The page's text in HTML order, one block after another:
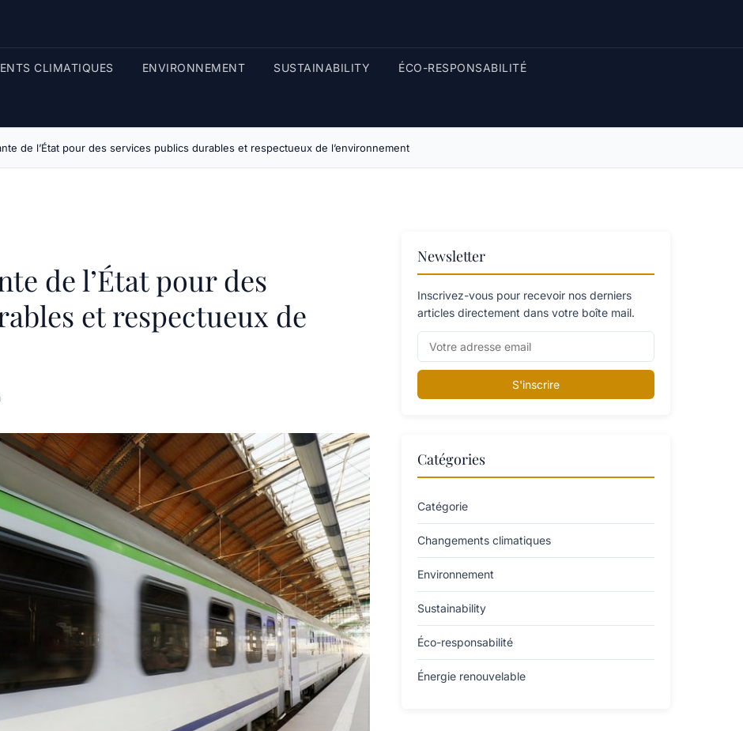
CLIMATIQUES ENVIRONNEMENT SUSTAINABILITY ÉCO-RESPONSABILITÉ
de l’État pour des services publics durables et respectueux de l’environnement
de l’État pour des
et respectueux de
Newsletter
Inscrivez-vous pour recevoir nos derniers
articles directement dans votre boîte mail.
S'inscrire
Catégories
Catégorie
Changements climatiques
Environnement
Sustainability
Éco-responsabilité
Énergie renouvelable